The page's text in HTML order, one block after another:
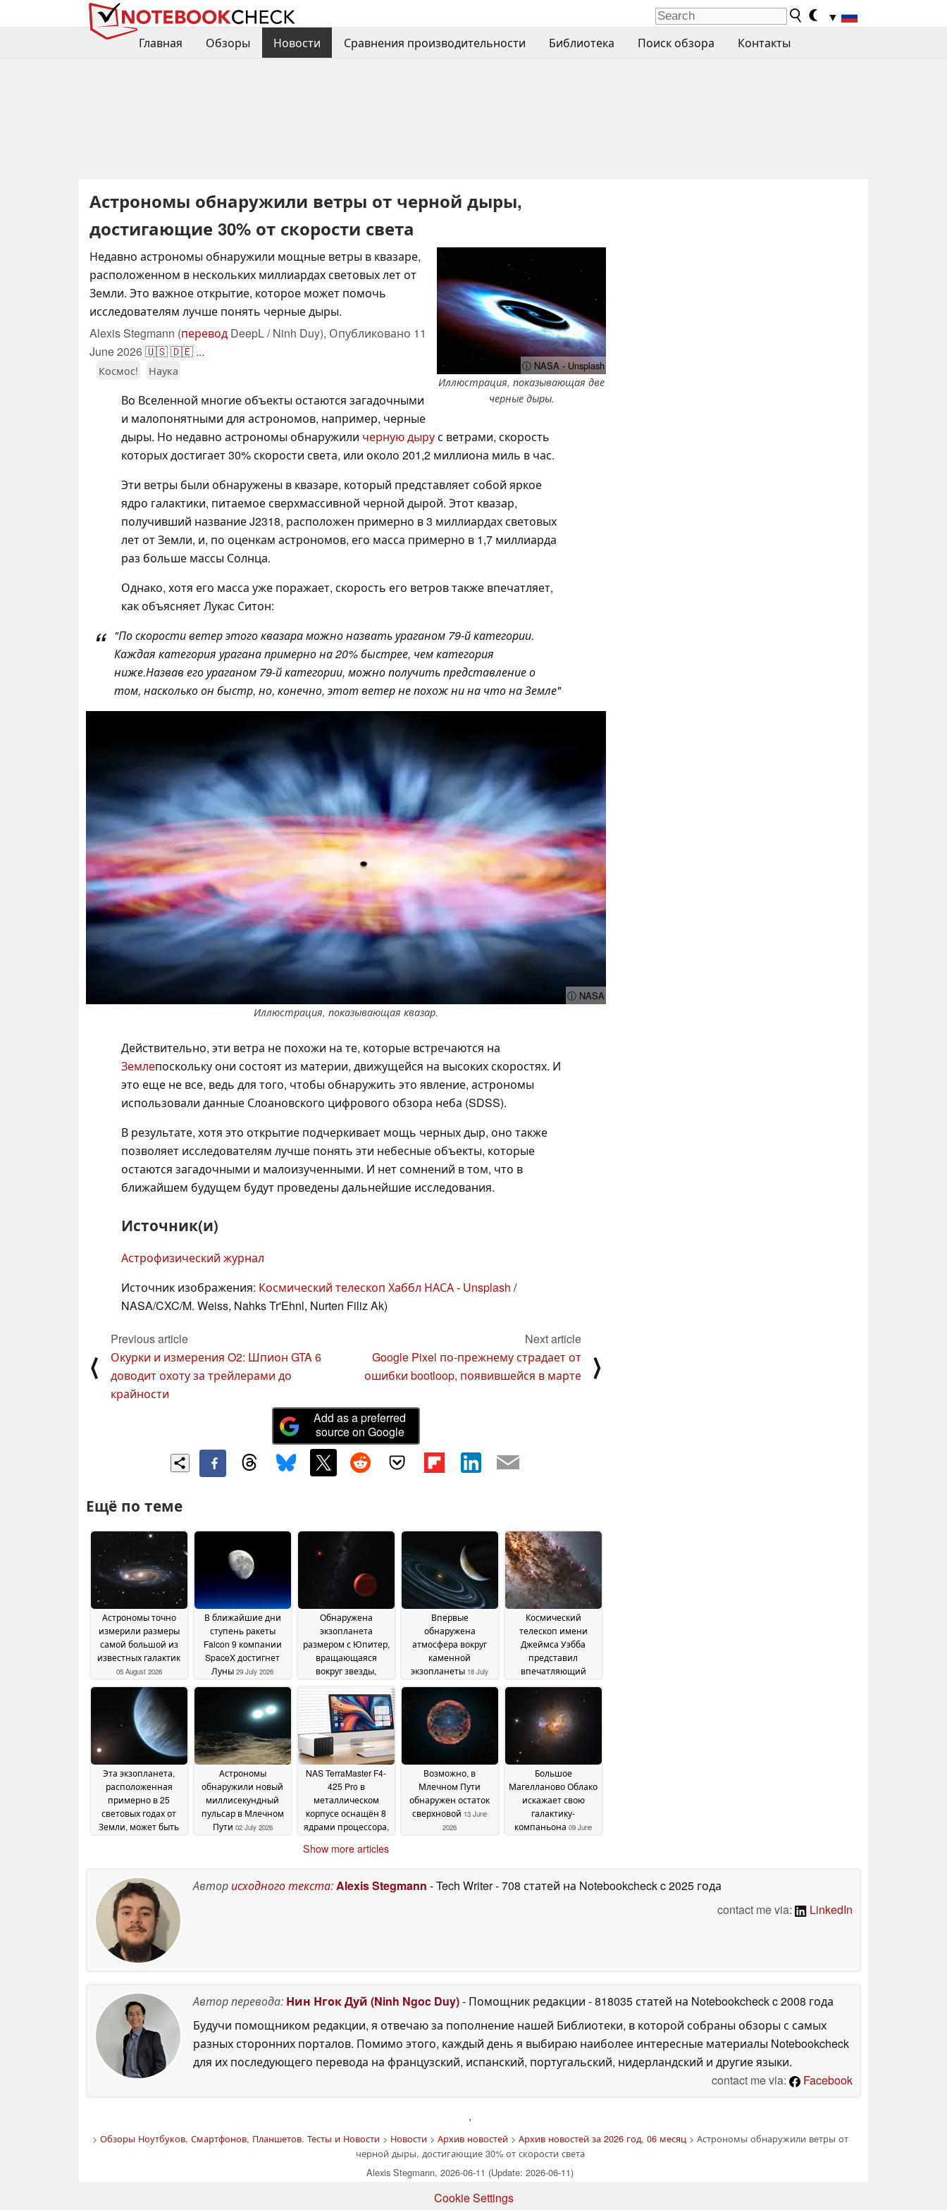
▼
Главная
Обзоры Новости Сравнения производительности Библиотека Поиск обзора Контакты
Астрономы обнаружили ветры от черной дыры,
достигающие 30% от скорости света
ⓘ NASA - Unsplash
Иллюстрация, показывающая две
черные дыры.
Недавно астрономы обнаружили мощные ветры в квазаре,
расположенном в нескольких миллиардах световых лет от
Земли. Это важное открытие, которое может помочь
исследователям лучше понять черные дыры.
Alexis Stegmann (перевод DeepL / Ninh Duy), Опубликовано 11
June 2026🇺🇸🇩🇪 ...
Космос! Наука
Во Вселенной многие объекты остаются загадочными
и малопонятными для астрономов, например, черные
дыры. Но недавно астрономы обнаружили черную дырус ветрами, скорость
которых достигает 30% скорости света, или около 201,2 миллиона миль в час.
Эти ветры были обнаружены в квазаре, который представляет собой яркое
ядро галактики, питаемое сверхмассивной черной дырой. Этот квазар,
получивший название J2318, расположен примерно в 3 миллиардах световых
лет от Земли, и, по оценкам астрономов, его масса примерно в 1,7 миллиарда
раз больше массы Солнца.
Однако, хотя его масса уже поражает, скорость его ветров также впечатляет,
как объясняет Лукас Ситон:
"По скорости ветер этого квазара можно назвать ураганом 79-й категории.
Каждая категория урагана примерно на 20% быстрее, чем категория
ниже.Назвав его ураганом 79-й категории, можно получить представление о
том, насколько он быстр, но, конечно, этот ветер не похож ни на что на Земле"
ⓘ NASA
Иллюстрация, показывающая квазар.
Действительно, эти ветра не похожи на те, которые встречаются на
Землепоскольку они состоят из материи, движущейся на высоких скоростях. И
это еще не все, ведь для того, чтобы обнаружить это явление, астрономы
использовали данные Слоановского цифрового обзора неба (SDSS).
В результате, хотя это открытие подчеркивает мощь черных дыр, оно также
позволяет исследователям лучше понять эти небесные объекты, которые
остаются загадочными и малоизученными. И нет сомнений в том, что в
ближайшем будущем будут проведены дальнейшие исследования.
Источник(и)
Астрофизический журнал
Источник изображения: Космический телескоп Хаббл НАСА - Unsplash /
NASA/CXC/M. Weiss, Nahks Tr'Ehnl, Nurten Filiz Ak)
⟨
Previous article
Окурки и измерения O2: Шпион GTA 6
доводит охоту за трейлерами до
крайности
Next article
Google Pixel по-прежнему страдает от
ошибки bootloop, появившейся в марте
⟩
Add as a preferred
source on Google
Ещё по теме
Астрономы точно
измерили размеры
самой большой из
известных галактик
05 August 2026
В ближайшие дни
ступень ракеты
Falcon 9 компании
SpaceX достигнет
Луны 29 July 2026
Обнаружена
экзопланета
размером с Юпитер,
вращающаяся
вокруг звезды,
July 2026
Впервые
обнаружена
атмосфера вокруг
каменной
экзопланеты 18 July
2026
Космический
телескоп имени
Джеймса Уэбба
представил
впечатляющий
Эта экзопланета,
расположенная
примерно в 25
световых годах от
Земли, может быть
Астрономы
обнаружили новый
миллисекундный
пульсар в Млечном
Пути 02 July 2026
NAS TerraMaster F4-
425 Pro в
металлическом
корпусе оснащён 8
ядрами процессора,
и 3 SSD-
2026
Возможно, в
Млечном Пути
обнаружен остаток
сверхновой 13 June
2026
Большое
Магелланово Облако
искажает свою
галактику-
компаньона 09 June
Show more articles
Авторисходного текста:Alexis Stegmann - Tech Writer- 708 статей на Notebookcheckc 2025 года
contact me via:
LinkedIn
Автор перевода: Нин Нгок Дуй (Ninh Ngoc Duy)- Помощник редакции - 818035 статей на Notebookcheckc 2008 года
Будучи помощником редакции, я отвечаю за пополнение нашей Библиотеки, в которой собраны обзоры с самых
разных сторонних порталов. Помимо этого, каждый день я выбираю наиболее интересные материалы Notebookcheck
для их последующего перевода на французский, испанский, португальский, нидерландский и другие языки.
contact me via:
Facebook
'
> Обзоры Ноутбуков, Смартфонов, Планшетов. Тесты и Новости> Новости> Архив новостей> Архив новостей за 2026 год, 06 месяц > Астрономы обнаружили ветры от
черной дыры, достигающие 30% от скорости света
Alexis Stegmann, 2026-06-11 (Update: 2026-06-11)
Cookie Settings